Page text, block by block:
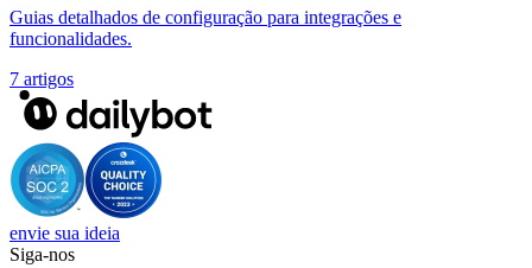
Guias detalhados de configuração para integrações e
funcionalidades.
7 artigos
envie sua ideia
Siga-nos